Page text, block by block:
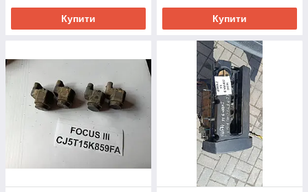
Купити Купити